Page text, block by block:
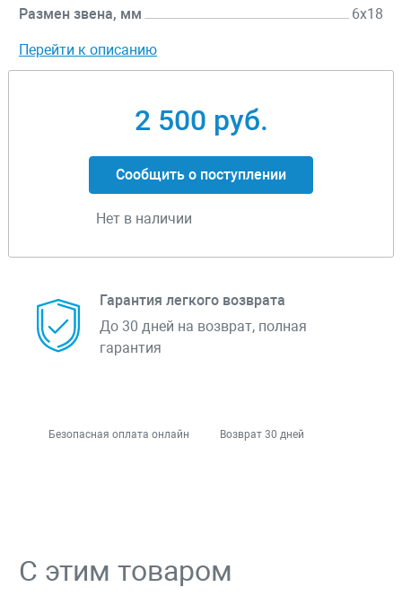
Размен звена, мм 6х18
Перейти к описанию
2 500 руб.
Сообщить о поступлении
Нет в наличии
Гарантия легкого возврата
До 30 дней на возврат, полная
гарантия
Безопасная оплата онлайн Возврат 30 дней
С этим товаром